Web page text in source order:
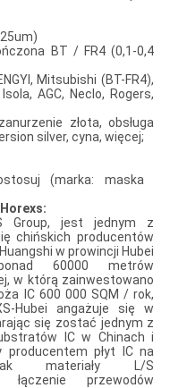
BT / FR4 (0,1-0,4
Mitsubishi (BT-FR4),
AGC, Neclo, Rogers,
złota, obsługa
silver, cyna, więcej;
(marka: maska
Group, jest jednym z
chińskich producentów
w prowincji Hubei
60000 metrów
w którą zainwestowano
IC 600 000 SQM / rok,
Hubei angażuje się w
się zostać jednym z
IC w Chinach i
płyt IC na
materiały L/S
łączenie przewodów